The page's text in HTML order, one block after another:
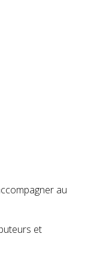
au
et